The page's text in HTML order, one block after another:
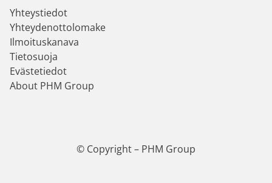
Yhteystiedot
Yhteydenottolomake
Ilmoituskanava
Tietosuoja
Evästetiedot
About PHM Group
© Copyright – PHM Group